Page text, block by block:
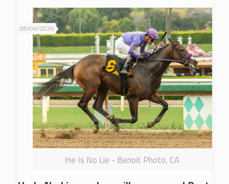
He Is No Lie - Benoit Photo, CA
08/06/2026